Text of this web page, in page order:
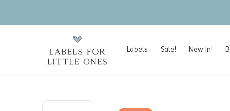
Labels Sale! New In!